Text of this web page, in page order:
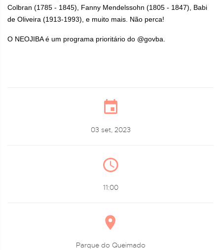
Colbran (1785 - 1845), Fanny Mendelssohn (1805 - 1847), Babi
de Oliveira (1913-1993), e muito mais. Não perca!
O NEOJIBA é um programa prioritário do @govba.
03 set, 2023
11:00
Parque do Queimado